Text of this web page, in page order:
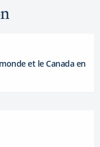
et le Canada en